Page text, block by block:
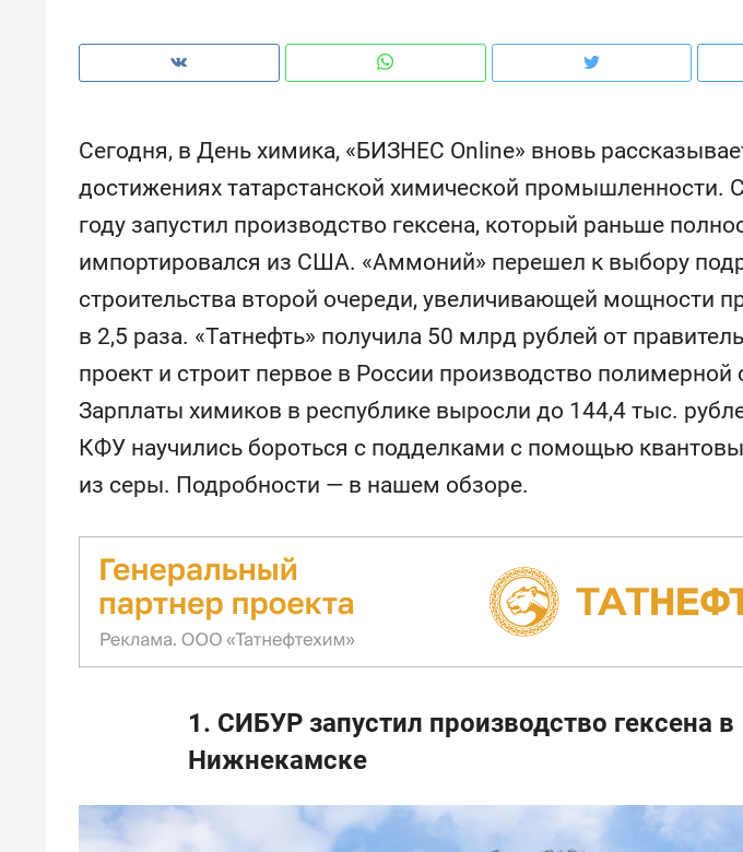
Сегодня, в День химика, «БИЗНЕС Online» вновь
достижениях татарстанской химической промышленности.
году запустил производство гексена, который раньше
импортировался из США. «Аммоний» перешел к выбору
строительства второй очереди, увеличивающей мощности
в 2,5 раза. «Татнефть» получила 50 млрд рублей от
проект и строит первое в России производство полимерной
Зарплаты химиков в республике выросли до 144,4 тыс.
КФУ научились бороться с подделками с помощью
из серы. Подробности — в нашем обзоре.
1. СИБУР запустил производство гексена в
Нижнекамске